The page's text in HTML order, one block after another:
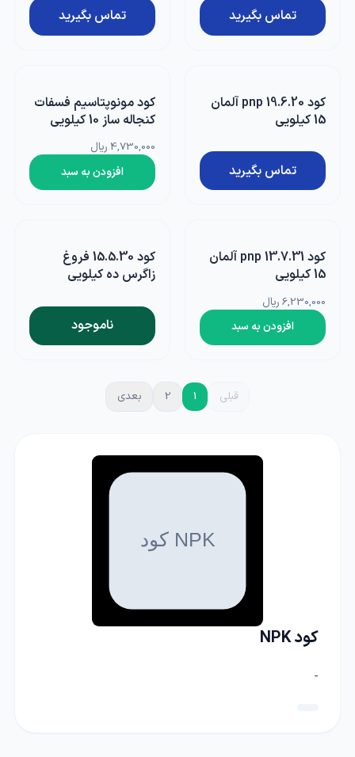
تماس بگیرید
تماس بگیرید
کود 19.6.20 pnp آلمان
15 کیلویی
تماس بگیرید
کود مونوپتاسیم فسفات
کنجاله ساز 10 کیلویی
4,730,000 ریال
افزودن به سبد
کود 13.7.31 pnp آلمان
15 کیلویی
6,230,000 ریال
افزودن به سبد
کود 15.5.30 فروغ
زاگرس ده کیلویی
ناموجود
قبلی 1
2 بعدی
کود NPK
-